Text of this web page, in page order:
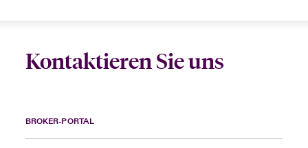
Kontaktieren Sie uns
BROKER-PORTAL